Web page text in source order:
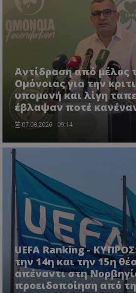
Αντίδραση από μέλος
Ομόνοιας για την
υπομονή και λίγη
έβλαψαν ποτέ
07.08.2026 - 09:14
UEFA Ranking -
την 14η και την 15η
απέναντι στη
προειδοποίηση από